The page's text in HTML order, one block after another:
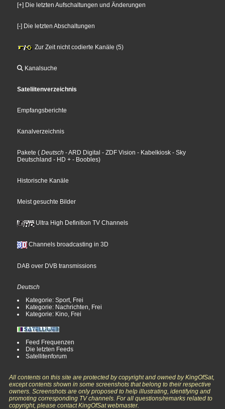
[+] Die letzten Aufschaltungen und Änderungen
[-] Die letzten Abschaltungen
Zur Zeit nicht codierte Kanäle (5)
Kanalsuche
Sateliitenverzeichnis
Empfangsberichte
Kanalverzeichnis
Pakete ( Deutsch - ARD Digital - ZDF Vision - Kabelkiosk - Sky
Deutschland - HD + - Boobles)
Historische Kanäle
Meist gesuchte Bilder
Ultra High Definition TV Channels
Channels broadcasting in 3D
DAB over DVB transmissions
Deutsch
Kategorie: Sport, Frei
Kategorie: Nachrichten, Frei
Kategorie: Kino, Frei
Feed Frequenzen
Die letzten Feeds
Satellitenforum
All contents on this site are protected by copyright and owned by KingOfSat,
except contents shown in some screenshots that belong to their respective
owners. Screenshots are only proposed to help illustrating, identifying and
promoting corresponding TV channels. For all questions/remarks related to
copyright, please contact KingOfSat webmaster.